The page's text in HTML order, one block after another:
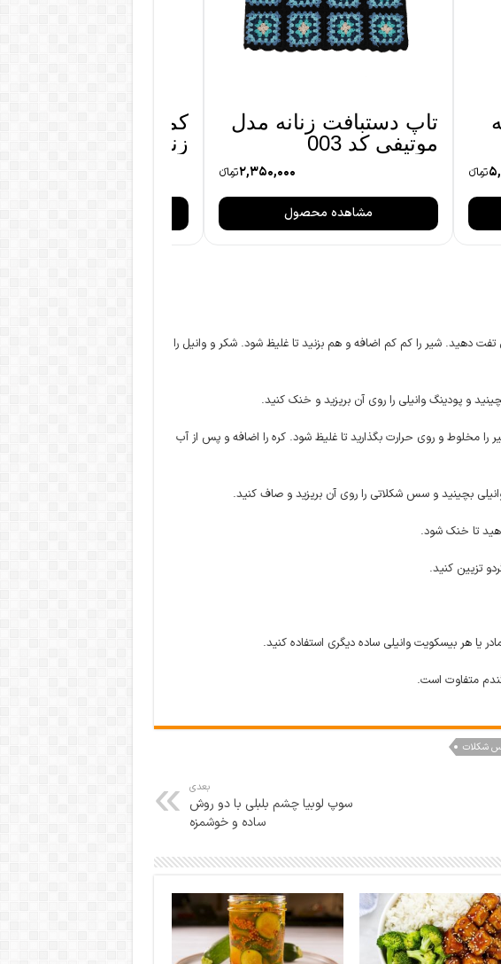
تومانءء
تاپ دستبافت زنانه مدل
موتیفی کد 003
2,350,000تومانءء
مشاهده محصول
کمربند دست دوز
زنانه کد 102
تفت دهید. شیر را کم کم اضافه و هم بزنید تا غلیظ شود. شکر و وانیل را
و پودینگ وانیلی را روی آن بریزید و خنک کنید.
را مخلوط و روی حرارت بگذارید تا غلیظ شود. کره را اضافه و پس از آب
بچینید و سس شکلاتی را روی آن بریزید و صاف کنید.
تزیین کنید.
یا هر بیسکویت وانیلی ساده دیگری استفاده کنید.
متفاوت است.
شکلات
بعدی
سوپ لوبیا چشم بلبلی با دو روش
ساده و خوشمزه